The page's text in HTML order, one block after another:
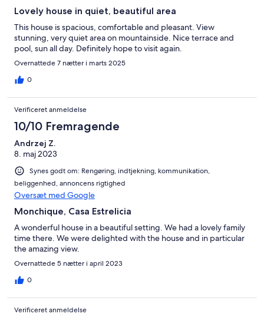
Lovely house in quiet, beautiful area
This house is spacious, comfortable and pleasant. View
stunning, very quiet area on mountainside. Nice terrace and
pool, sun all day. Definitely hope to visit again.
Overnattede 7 nætter i marts 2025
0
Verificeret anmeldelse
10/10 Fremragende
Andrzej Z.
8. maj 2023
Synes godt om: Rengøring, indtjekning, kommunikation,
beliggenhed, annoncens rigtighed
Oversæt med Google
Monchique, Casa Estrelicia
A wonderful house in a beautiful setting. We had a lovely family
time there. We were delighted with the house and in particular
the amazing view.
Overnattede 5 nætter i april 2023
0
Verificeret anmeldelse